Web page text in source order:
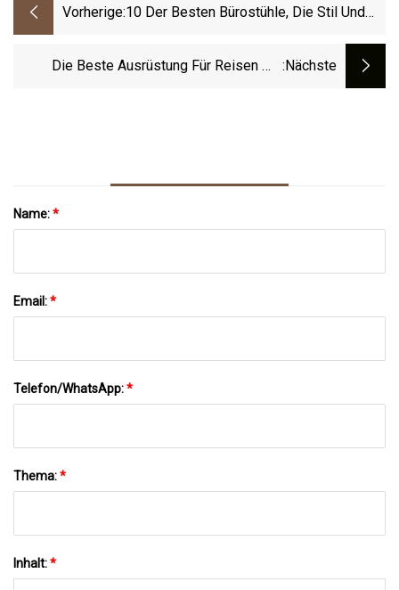
Vorherige:10 Der Besten Bürostühle, Die Stil Und
Die Beste Ausrüstung Für Reisen Mit :nächste
Name:*
Email:*
Telefon/WhatsApp:*
Thema:*
Inhalt:*